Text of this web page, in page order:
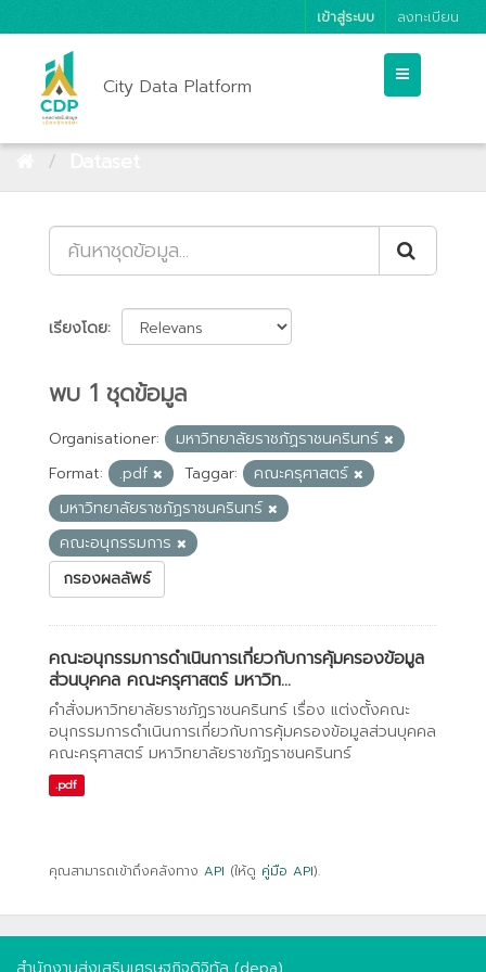
เข้าสู่ระบบ ลงทะเบียน
City Data Platform
เรียงโดย
พบ 1 ชุดข้อมูล
Organisationer:
มหาวิทยาลัยราชภัฏราชนครินทร์
Format:
.pdf Taggar:
คณะครุศาสตร์
มหาวิทยาลัยราชภัฏราชนครินทร์
คณะอนุกรรมการ
กรองผลลัพธ์
คณะอนุกรรมการดำเนินการเกี่ยวกับการคุ้มครองข้อมูล
ส่วนบุคคล คณะครุศาสตร์ มหาวิท...
คำสั่งมหาวิทยาลัยราชภัฏราชนครินทร์ เรื่อง แต่งตั้งคณะ
อนุกรรมการดำเนินการเกี่ยวกับการคุ้มครองข้อมูลส่วนบุคคล
คณะครุศาสตร์ มหาวิทยาลัยราชภัฏราชนครินทร์
.pdf
คุณสามารถเข้าถึงคลังทาง API (ให้ดู คู่มือ API).